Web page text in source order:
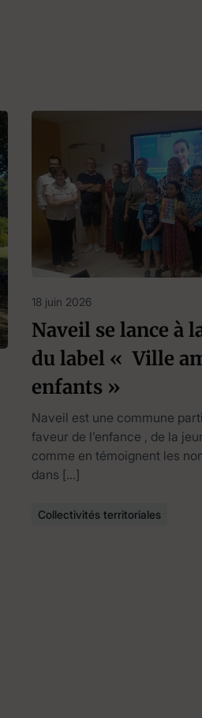
18 juin 2026
Naveil se lance à
du label « Ville
enfants »
Naveil est une commune
faveur de l’enfance , de la
comme en témoignent les
dans […]
Collectivités territoriales